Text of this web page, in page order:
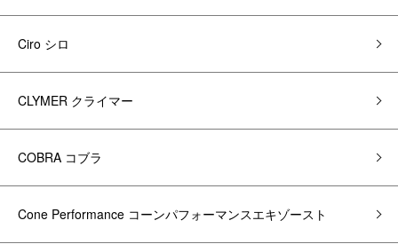
Ciro シロ
CLYMER クライマー
COBRA コブラ
Cone Performance コーンパフォーマンスエキゾースト